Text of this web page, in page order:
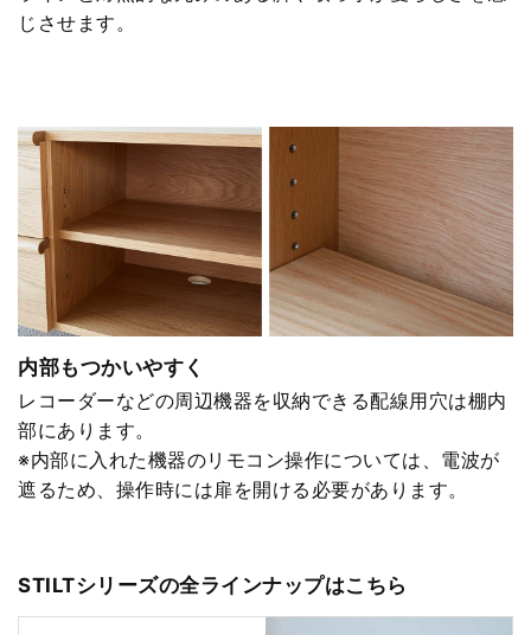
じさせます。
内部もつかいやすく
レコーダーなどの周辺機器を収納できる配線用穴は棚内
部にあります。
※内部に入れた機器のリモコン操作については、電波が
遮るため、操作時には扉を開ける必要があります。
STILTシリーズの全ラインナップはこちら